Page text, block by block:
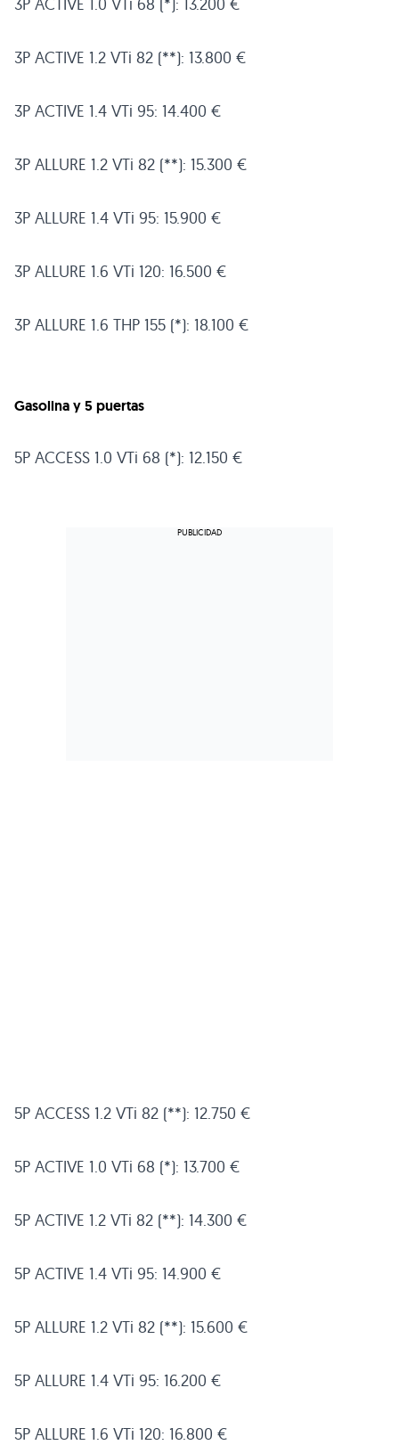
3P ACTIVE 1 .2 VTi 82 (**): 13.800 €
3P ACTIVE 1 .4 VTi 95: 14.400 €
3P ALLURE 1 .2 VTi 82 (**): 15.300 €
3P ALLURE 1 .4 VTi 95: 15.900 €
3P ALLURE 1 .6 VTi 120: 16.500 €
3P ALLURE 1 .6 THP 155 (*): 18.100 €
Gasolina y 5 puertas
5P ACCESS 1 .0 VTi 68 (*): 12.150 €
5P ACCESS 1 .2 VTi 82 (**): 12.750 €
5P ACTIVE 1 .0 VTi 68 (*): 13.700 €
5P ACTIVE 1 .2 VTi 82 (**): 14.300 €
5P ACTIVE 1 .4 VTi 95: 14.900 €
5P ALLURE 1 .2 VTi 82 (**): 15.600 €
5P ALLURE 1 .4 VTi 95: 16.200 €
5P ALLURE 1 .6 VTi 120: 16.800 €